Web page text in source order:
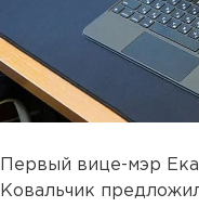
Первый вице-мэр
Ковальчик